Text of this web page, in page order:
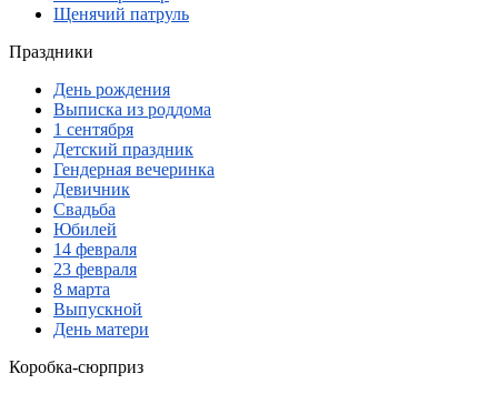
Щенячий патруль
Праздники
День рождения
Выписка из роддома
1 сентября
Детский праздник
Гендерная вечеринка
Девичник
Свадьба
Юбилей
14 февраля
23 февраля
8 марта
Выпускной
День матери
Коробка-сюрприз